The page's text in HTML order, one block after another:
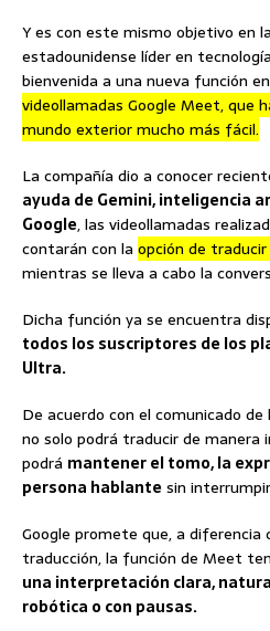
Y es con este mismo objetivo en
estadounidense líder en
bienvenida a una nueva función en
videollamadas Google Meet, que
mundo exterior mucho más fácil.
La compañía dio a conocer
ayuda de Gemini, inteligencia
Google, las videollamadas
contarán con la opción de
mientras se lleva a cabo la
Dicha función ya se encuentra
todos los suscriptores de los
Ultra.
De acuerdo con el comunicado
no solo podrá traducir de manera
podrá mantener el tomo, la
persona hablante sin
Google promete que, a diferencia
traducción, la función de Meet
una interpretación clara,
robótica o con pausas.